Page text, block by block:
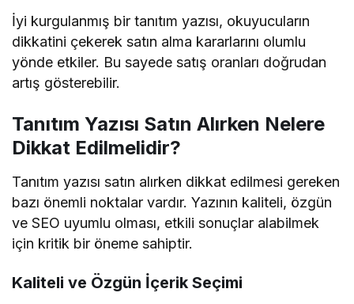
İyi kurgulanmış bir tanıtım yazısı, okuyucuların
dikkatini çekerek satın alma kararlarını olumlu
yönde etkiler. Bu sayede satış oranları doğrudan
artış gösterebilir.
Tanıtım Yazısı Satın Alırken Nelere
Dikkat Edilmelidir?
Tanıtım yazısı satın alırken dikkat edilmesi gereken
bazı önemli noktalar vardır. Yazının kaliteli, özgün
ve SEO uyumlu olması, etkili sonuçlar alabilmek
için kritik bir öneme sahiptir.
Kaliteli ve Özgün İçerik Seçimi